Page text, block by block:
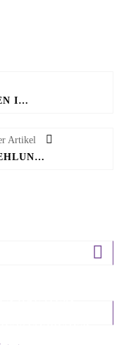
KANALBAUARBEITEN IN GLASHÜTTE UND ESCHENBRUCH
Artikel
ABKOCH-EMPFEHLUNG FÜR DIE KERNSTADT JETZT AUFGEHOBEN
HAUSTÜR-